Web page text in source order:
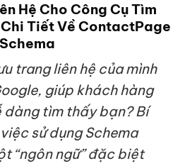
Hệ Cho Công Cụ Tìm
Tiết Về ContactPage
Schema
trang liên hệ của mình
giúp khách hàng
dàng tìm thấy bạn? Bí
sử dụng Schema
“ngôn ngữ” đặc biệt